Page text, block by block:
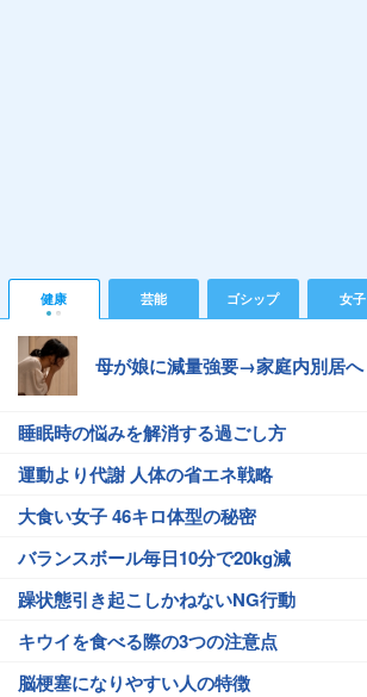
健康 芸能 ゴシップ 女子
母が娘に減量強要→家庭内別居へ
睡眠時の悩みを解消する過ごし方
運動より代謝 人体の省エネ戦略
大食い女子 46キロ体型の秘密
バランスボール毎日10分で20kg減
躁状態引き起こしかねないNG行動
キウイを食べる際の3つの注意点
脳梗塞になりやすい人の特徴